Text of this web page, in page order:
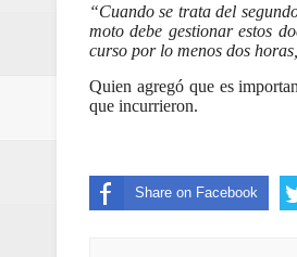
calle
“Cuando se trata del
moto debe gestionar estos
curso por lo menos dos
Quien agregó que es
que incurrieron.
Share on Facebook